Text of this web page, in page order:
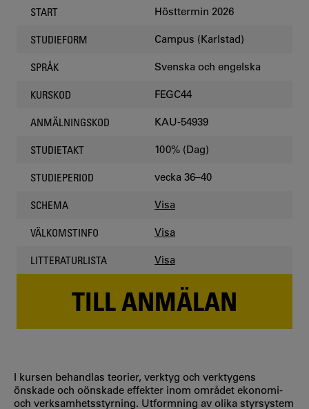
START Hösttermin 2026
STUDIEFORM Campus (Karlstad)
SPRÅK Svenska och engelska
KURSKOD FEGC44
ANMÄLNINGSKOD KAU-54939
STUDIETAKT 100% (Dag)
STUDIEPERIOD vecka 36–40
SCHEMA Visa
VÄLKOMSTINFO Visa
LITTERATURLISTA Visa
TILL ANMÄLAN
I kursen behandlas teorier, verktyg och verktygens
önskade och oönskade effekter inom området ekonomi-
och verksamhetsstyrning. Utformning av olika styrsystem